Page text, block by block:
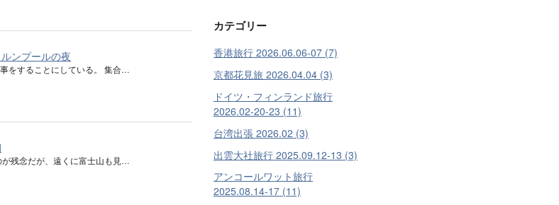
ンプールの夜
をすることにしている。 集合…
残念だが、遠くに富士山も見…
カテゴリー
香港旅行 2026.06.06-07 (7)
京都花見旅 2026.04.04 (3)
ドイツ・フィンランド旅行
2026.02-20-23 (11)
台湾出張 2026.02 (3)
出雲大社旅行 2025.09.12-13 (3)
アンコールワット旅行
2025.08.14-17 (11)